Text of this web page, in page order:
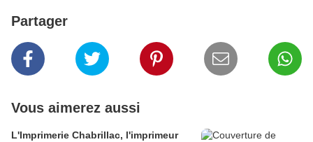
Partager
Vous aimerez aussi
L'Imprimerie Chabrillac, l'imprimeur